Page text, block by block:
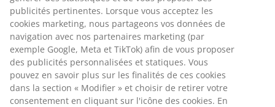
publicités pertinentes. Lorsque vous acceptez les
cookies marketing, nous partageons vos données de
navigation avec nos partenaires marketing (par
exemple Google, Meta et TikTok) afin de vous proposer
des publicités personnalisées et statiques. Vous
pouvez en savoir plus sur les finalités de ces cookies
dans la section « Modifier » et choisir de retirer votre
consentement en cliquant sur l'icône des cookies. En